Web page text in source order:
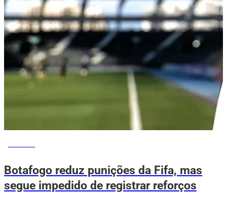
Botafogo reduz punições da Fifa, mas
segue impedido de registrar reforços